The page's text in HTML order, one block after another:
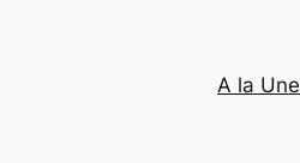
A la Une